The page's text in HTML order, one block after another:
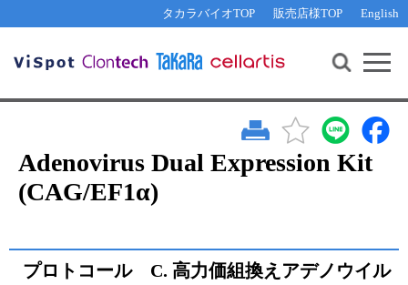
タカラバイオTOP 販売店様TOP English
機能解析・サイレンシング
核酸抽出・精製・標識
PCR・等温増幅
装置・ソフトウェア
その他 ライセンスに関するご相談
遺伝子組換え生物該当製品
研究支援ツール
Cut-Site Navigator 制限酵素切断サイトの検索
リアルタイムPCR （プローブ法）
お問い合わせ WEB会員登録
Adenovirus Dual Expression Kit
(CAG/EF1α)
プロトコール C. 高力価組換えアデノウイル